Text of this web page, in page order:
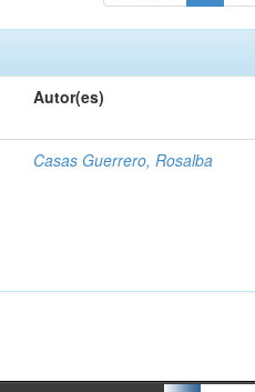
Autor(es)
Casas Guerrero, Rosalba